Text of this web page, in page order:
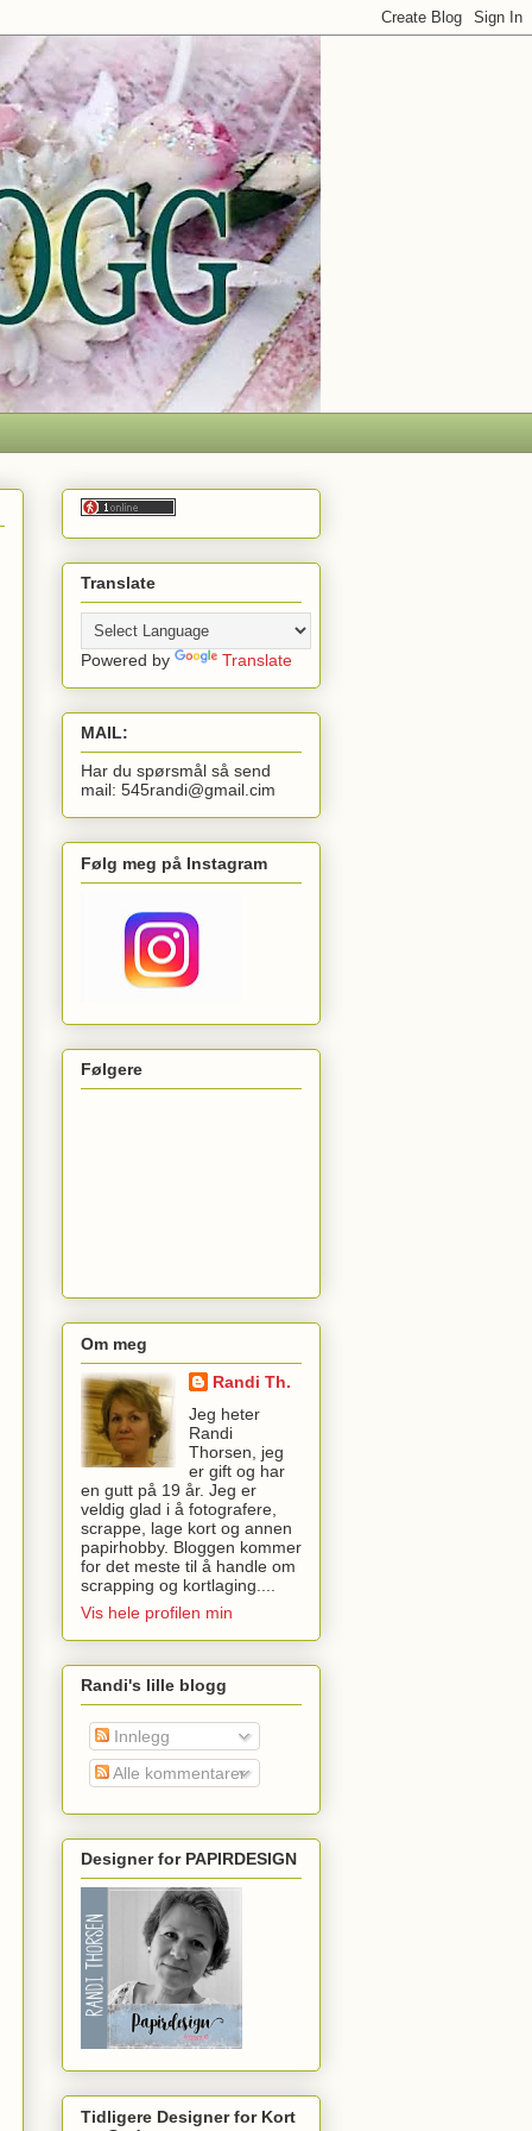
Translate
Powered by Translate
MAIL:
Har du spørsmål så send
mail: 545randi@gmail.cim
Følg meg på Instagram
Følgere
Om meg
Randi Th.
Jeg heter
Randi
Thorsen, jeg
er gift og har
en gutt på 19 år. Jeg er
veldig glad i å fotografere,
scrappe, lage kort og annen
papirhobby. Bloggen kommer
for det meste til å handle om
scrapping og kortlaging....
Vis hele profilen min
Randi's lille blogg
Innlegg
Alle kommentarer
Designer for PAPIRDESIGN
Tidligere Designer for Kort